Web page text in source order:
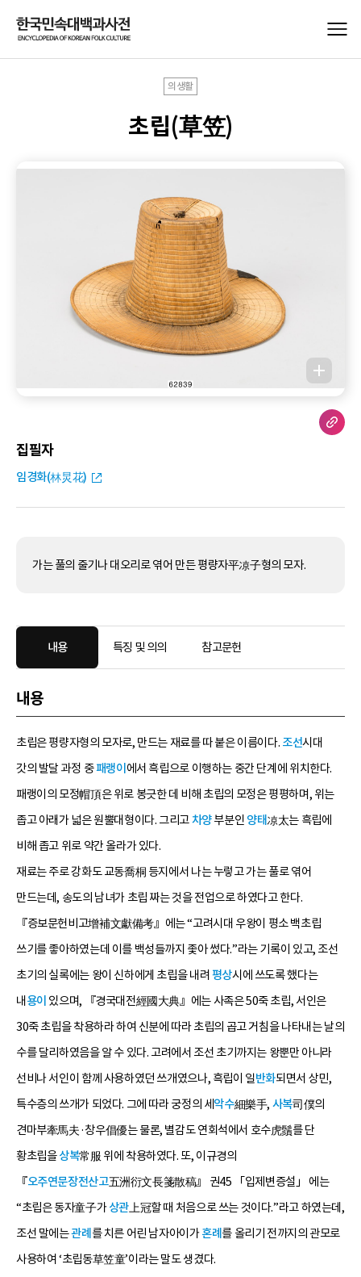
의생활
초립(草笠)
집필자
임경화(林炅花)
가는 풀의 줄기나 대오리로 엮어 만든 평량자平凉子형의 모자.
내용 특징 및 의의 참고문헌
내용
초립은 평량자형의 모자로, 만드는 재료를 따 붙은 이름이다. 조선시대
갓의 발달 과정 중패랭이 에서 흑립으로 이행하는 중간 단계에 위치한다.
패랭이의 모정帽頂은 위로 봉긋한 데 비해 초립의 모정은 평평하며, 위는
좁고 아래가 넓은 원뿔대형이다. 그리고차양부분인 양태凉太는 흑립에
비해 좁고 위로 약간 올라가 있다.
재료는 주로 강화도 교동喬桐 등지에서 나는 누렇고 가는 풀로 엮어
만드는데, 송도의 남녀가 초립 짜는 것을 전업으로 하였다고 한다.
『증보문헌비고增補文獻備考』에는 “고려시대 우왕이 평소 백초립
쓰기를 좋아하였는데 이를 백성들까지 좇아 썼다.”라는 기록이 있고, 조선
초기의 실록에는 왕이 신하에게 초립을 내려 평상시에 쓰도록 했다는
내용이 있으며, 『경국대전經國大典』에는 사족은 50죽 초립, 서인은
30죽 초립을 착용하라 하여 신분에 따라 초립의 곱고 거침을 나타내는 날의
수를 달리하였음을 알 수 있다. 고려에서 조선 초기까지는 왕뿐만 아니라
선비나 서인이 함께 사용하였던 쓰개였으나, 흑립이 일반화되면서 상민,
특수층의 쓰개가 되었다. 그에 따라 궁정의 세 악수細樂手, 사복司僕의
견마부牽馬夫·창우倡優는 물론, 별감도 연회석에서 호수虎鬚를 단
황초립을상복常服 위에 착용하였다. 또, 이규경의
『오주연문장전산고五洲衍文長箋散稿』 권45 「입제변증설」 에는
“초립은 동자童子가상관上冠할 때 처음으로 쓰는 것이다.”라고 하였는데,
조선 말에는관례 를 치른 어린 남자아이가혼례 를 올리기 전까지의 관모로
사용하여 ‘초립동草笠童’이라는 말도 생겼다.